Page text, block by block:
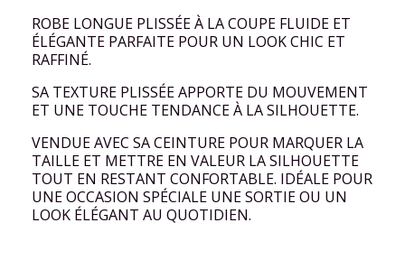
ROBE LONGUE PLISSÉE À LA COUPE FLUIDE ET
ÉLÉGANTE PARFAITE POUR UN LOOK CHIC ET
RAFFINÉ.
SA TEXTURE PLISSÉE APPORTE DU MOUVEMENT
ET UNE TOUCHE TENDANCE À LA SILHOUETTE.
VENDUE AVEC SA CEINTURE POUR MARQUER LA
TAILLE ET METTRE EN VALEUR LA SILHOUETTE
TOUT EN RESTANT CONFORTABLE. IDÉALE POUR
UNE OCCASION SPÉCIALE UNE SORTIE OU UN
LOOK ÉLÉGANT AU QUOTIDIEN.